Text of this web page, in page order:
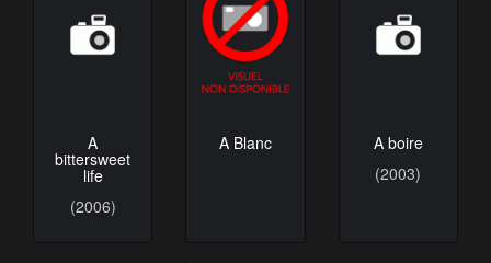
bittersweet
life
A Blanc